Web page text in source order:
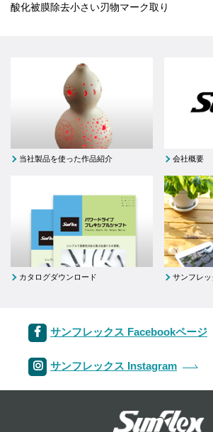
酸化被膜除去小さい刃物マーク取り
当社製品を使った作品紹介 会社概要
カタログダウンロード サンフレ
サンフレックス Facebookページ
サンフレックス Instagram